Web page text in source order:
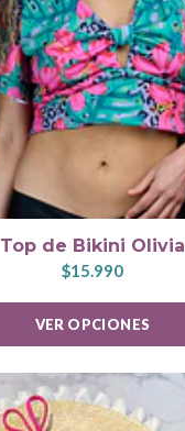
Top de Bikini Olivia
$15.990
VER OPCIONES